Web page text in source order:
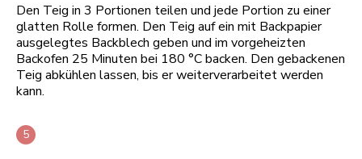
Den Teig in 3 Portionen teilen und jede Portion zu einer
glatten Rolle formen. Den Teig auf ein mit Backpapier
ausgelegtes Backblech geben und im vorgeheizten
Backofen 25 Minuten bei 180 °C backen. Den gebackenen
Teig abkühlen lassen, bis er weiterverarbeitet werden
kann.